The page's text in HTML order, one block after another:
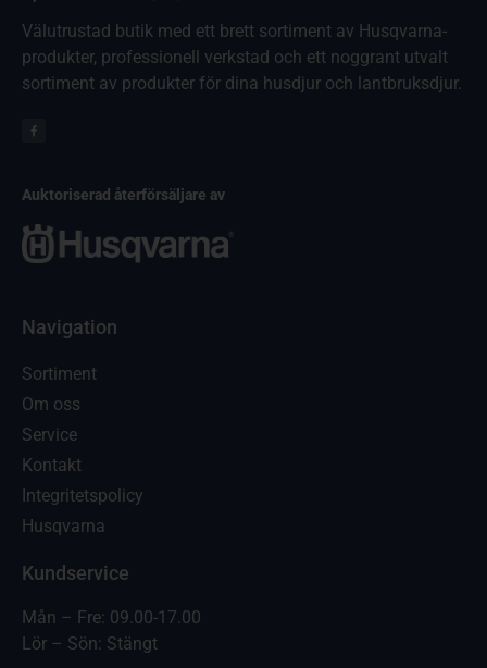
Välutrustad butik med ett brett sortiment av Husqvarna-
produkter, professionell verkstad och ett noggrant utvalt
sortiment av produkter för dina husdjur och lantbruksdjur.
Auktoriserad återförsäljare av
Navigation
Sortiment
Om oss
Service
Kontakt
Integritetspolicy
Husqvarna
Kundservice
Mån – Fre: 09.00-17.00
Lör – Sön: Stängt